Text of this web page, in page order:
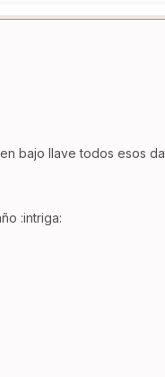
bajo llave todos esos
:intriga: